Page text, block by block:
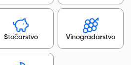
Stočarstvo Vinogradarstvo